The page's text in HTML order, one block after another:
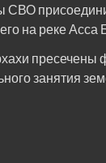
СВО
на реке Асса
пресечены
занятия